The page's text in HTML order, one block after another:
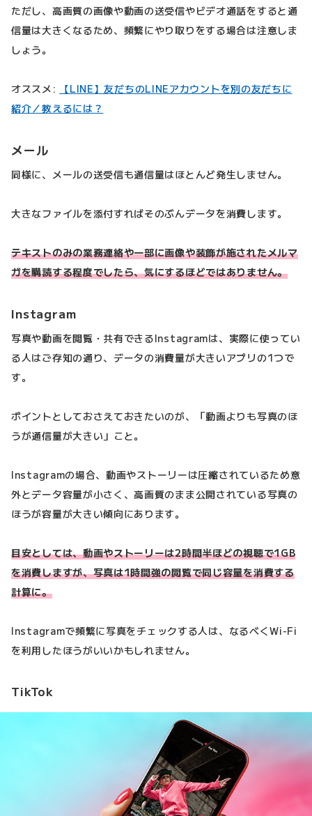
ただし、高画質の画像や動画の送受信やビデオ通話をすると通
信量は大きくなるため、頻繁にやり取りをする場合は注意しま
しょう。
オススメ:
【LINE】友だちのLINEアカウントを別の友だちに
紹介／教えるには？
メール
同様に、メールの送受信も通信量はほとんど発生しません。
大きなファイルを添付すればそのぶんデータを消費します。
テキストのみの業務連絡や一部に画像や装飾が施されたメルマ
ガを購読する程度でしたら、気にするほどではありません。
Instagram
写真や動画を閲覧・共有できるInstagramは、実際に使ってい
る人はご存知の通り、データの消費量が大きいアプリの1つで
す。
ポイントとしておさえておきたいのが、「動画よりも写真のほ
うが通信量が大きい」こと。
Instagramの場合、動画やストーリーは圧縮されているため意
外とデータ容量が小さく、高画質のまま公開されている写真の
ほうが容量が大きい傾向にあります。
目安としては、動画やストーリーは2時間半ほどの視聴で1GB
を消費しますが、写真は1時間強の閲覧で同じ容量を消費する
計算に。
Instagramで頻繁に写真をチェックする人は、なるべくWi-Fi
を利用したほうがいいかもしれません。
TikTok